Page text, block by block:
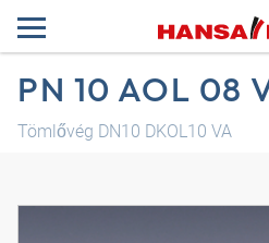
PN 10 AOL 08
Tömlővég DN10 DKOL10 VA